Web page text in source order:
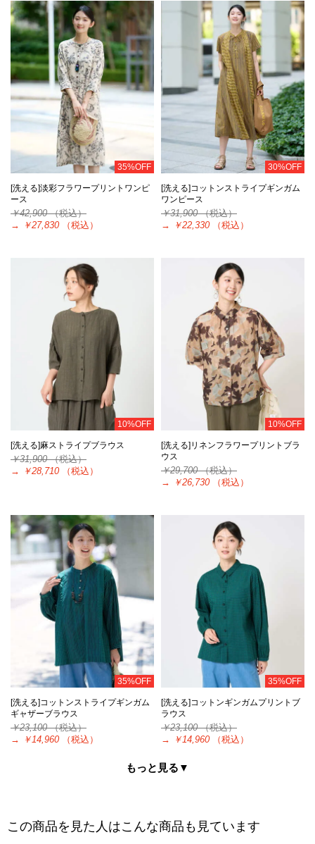
35%OFF
[洗える]淡彩フラワープリントワンピ
ース
￥42,900（税込）
→
￥27,830 （税込）
30%OFF
[洗える]コットンストライプギンガム
ワンピース
￥31,900（税込）
→
￥22,330 （税込）
10%OFF
[洗える]麻ストライプブラウス
￥31,900（税込）
→
￥28,710 （税込）
10%OFF
[洗える]リネンフラワープリントブラ
ウス
￥29,700（税込）
→
￥26,730 （税込）
35%OFF
[洗える]コットンストライプギンガム
ギャザーブラウス
￥23,100（税込）
→
￥14,960 （税込）
35%OFF
[洗える]コットンギンガムプリントブ
ラウス
￥23,100（税込）
→
￥14,960 （税込）
もっと見る▼
この商品を見た人はこんな商品も見ています